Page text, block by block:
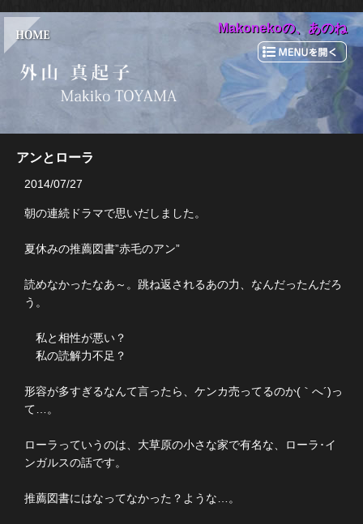
アンとローラ
2014/07/27
朝の連続ドラマで思いだしました。
夏休みの推薦図書”赤毛のアン”
読めなかったなあ～。跳ね返されるあの力、なんだったんだろ
う。
私と相性が悪い？
私の読解力不足？
形容が多すぎるなんて言ったら、ケンカ売ってるのか(｀へ´)っ
て…。
ローラっていうのは、大草原の小さな家で有名な、ローラ･イ
ンガルスの話です。
推薦図書にはなってなかった？ような…。
Makonekoの、あのね